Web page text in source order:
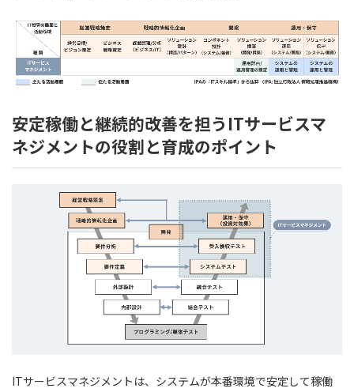
安定稼働と継続的改善を担うITサービスマ
ネジメントの役割と育成のポイント
ITサービスマネジメントは、システムが本番環境で安定して稼働